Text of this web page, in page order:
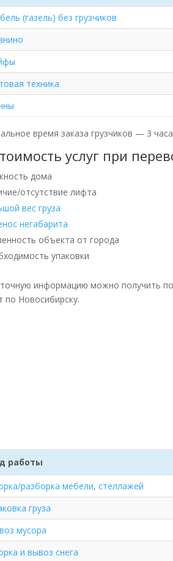
(газель) без грузчиков
техника
время заказа грузчиков — 3
услуг при
дома
отсутствие лифта
вес груза
негабарита
объекта от города
упаковки
информацию можно получить
по Новосибирску.
работы
разборка мебели, стеллажей
груза
мусора
и вывоз снега